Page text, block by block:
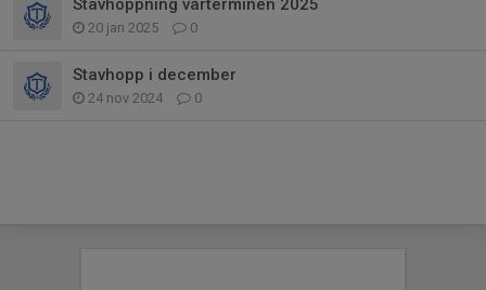
Stavhoppning vårterminen 2025
20 jan 2025 0
Stavhopp i december
24 nov 2024 0